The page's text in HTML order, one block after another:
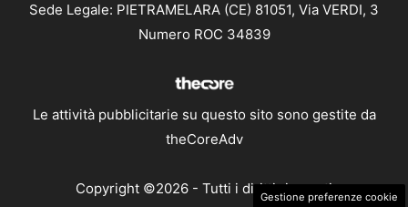
Sede Legale: PIETRAMELARA (CE) 81051, Via VERDI, 3
Numero ROC 34839
Le attività pubblicitarie su questo sito sono gestite da
theCoreAdv
Copyright ©2026 - Tutti i diritti riservati
Gestione preferenze cookie